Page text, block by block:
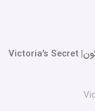
بادی اسپلش ویکتوریا سکرت لاو اسپل طرح دراگون| Victoria’s Secret